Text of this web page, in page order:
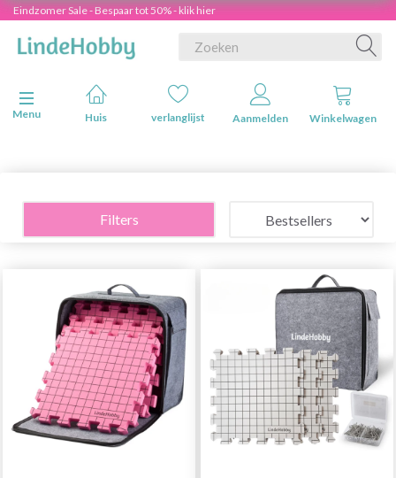
Eindzomer Sale - Bespaar tot 50% - klik hier
Navigatie in-/uitschakelen
Menu
Huis verlanglijst Aanmelden Winkelwagen
Filters